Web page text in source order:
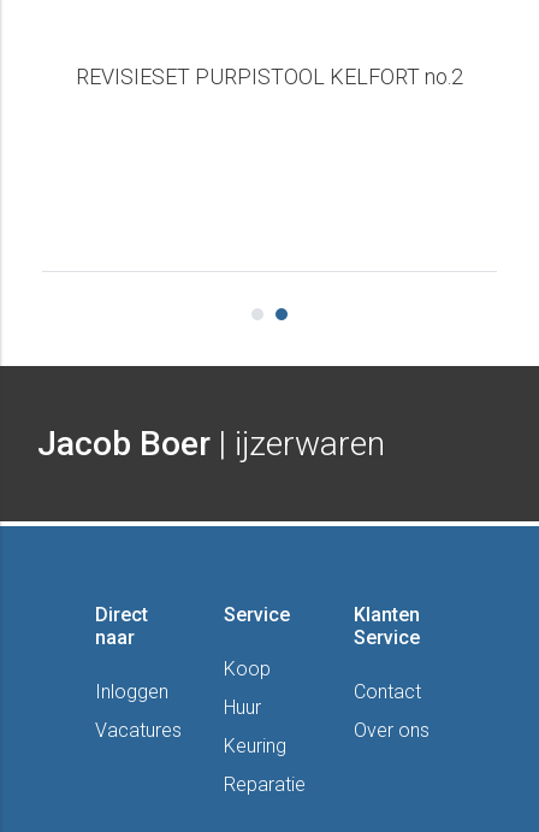
REVISIESET PURPISTOOL KELFORT no.2
Jacob Boer | ijzerwaren
Direct
naar
Inloggen
Vacatures
Service
Koop
Huur
Keuring
Reparatie
Klanten
Service
Contact
Over ons